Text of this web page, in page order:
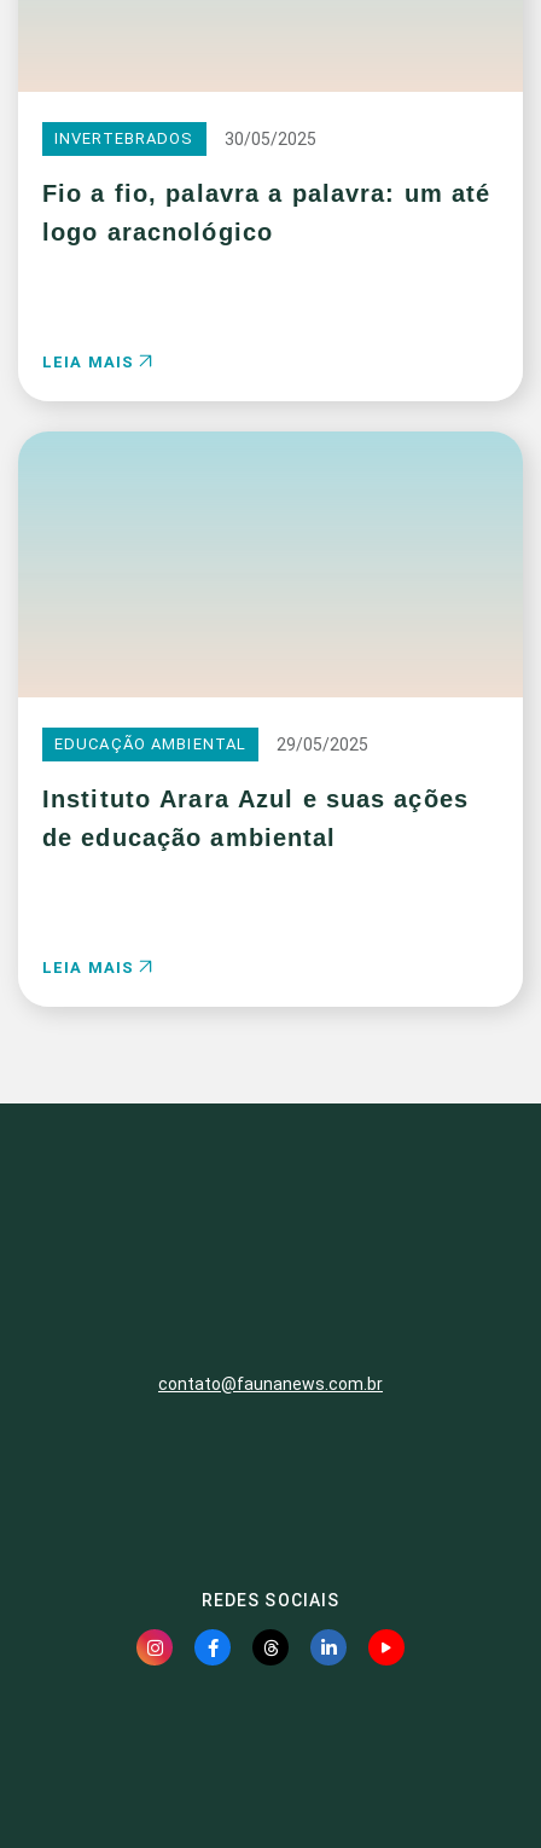
INVERTEBRADOS 30/05/2025
Fio a fio, palavra a palavra: um até
logo aracnológico
LEIA MAIS
EDUCAÇÃO AMBIENTAL 29/05/2025
Instituto Arara Azul e suas ações
de educação ambiental
LEIA MAIS
contato@faunanews.com.br
REDES SOCIAIS